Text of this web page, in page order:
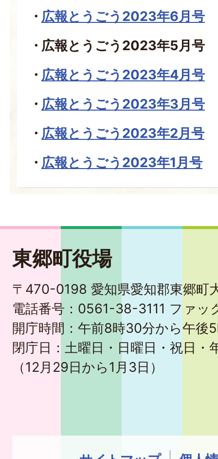
広報とうごう2023年6月号
広報とうごう2023年5月号
広報とうごう2023年4月号
広報とうごう2023年3月号
広報とうごう2023年2月号
広報とうごう2023年1月号
東郷町役場
〒470-0198 愛知県愛知郡東郷町
電話番号：0561-38-3111 ファ
開庁時間：午前8時30分から午後
閉庁日：土曜日・日曜日・祝日・
（12月29日から1月3日）